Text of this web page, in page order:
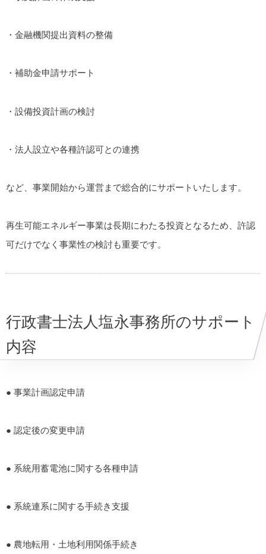
・金融機関提出資料の整備
・補助金申請サポート
・設備投資計画の検討
・法人設立や各種許認可との連携
など、事業開始から運営まで総合的にサポートいたします。
再生可能エネルギー事業は長期にわたる投資となるため、許認
可だけでなく事業性の検討も重要です。
行政書士法人塩永事務所のサポート
内容
● 事業計画認定申請
● 認定後の変更申請
● 系統用蓄電池に関する各種申請
● 系統連系に関する手続き支援
● 農地転用・土地利用関係手続き